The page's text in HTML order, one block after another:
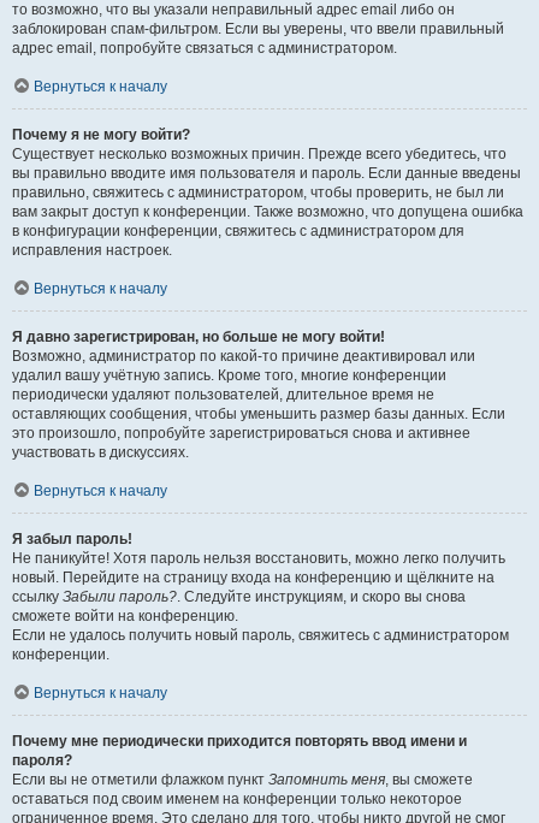
то возможно, что вы указали неправильный адрес email либо он
заблокирован спам-фильтром. Если вы уверены, что ввели правильный
адрес email, попробуйте связаться с администратором.
Вернуться к началу
Почему я не могу войти?
Существует несколько возможных причин. Прежде всего убедитесь, что
вы правильно вводите имя пользователя и пароль. Если данные введены
правильно, свяжитесь с администратором, чтобы проверить, не был ли
вам закрыт доступ к конференции. Также возможно, что допущена ошибка
в конфигурации конференции, свяжитесь с администратором для
исправления настроек.
Вернуться к началу
Я давно зарегистрирован, но больше не могу войти!
Возможно, администратор по какой-то причине деактивировал или
удалил вашу учётную запись. Кроме того, многие конференции
периодически удаляют пользователей, длительное время не
оставляющих сообщения, чтобы уменьшить размер базы данных. Если
это произошло, попробуйте зарегистрироваться снова и активнее
участвовать в дискуссиях.
Вернуться к началу
Я забыл пароль!
Не паникуйте! Хотя пароль нельзя восстановить, можно легко получить
новый. Перейдите на страницу входа на конференцию и щёлкните на
ссылку Забыли пароль?. Следуйте инструкциям, и скоро вы снова
сможете войти на конференцию.
Если не удалось получить новый пароль, свяжитесь с администратором
конференции.
Вернуться к началу
Почему мне периодически приходится повторять ввод имени и
пароля?
Если вы не отметили флажком пункт Запомнить меня, вы сможете
оставаться под своим именем на конференции только некоторое
ограниченное время. Это сделано для того, чтобы никто другой не смог